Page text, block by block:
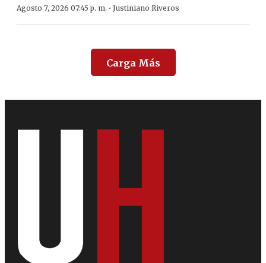
Agosto 7, 2026 07:45 p. m. · Justiniano Riveros
Carga Más